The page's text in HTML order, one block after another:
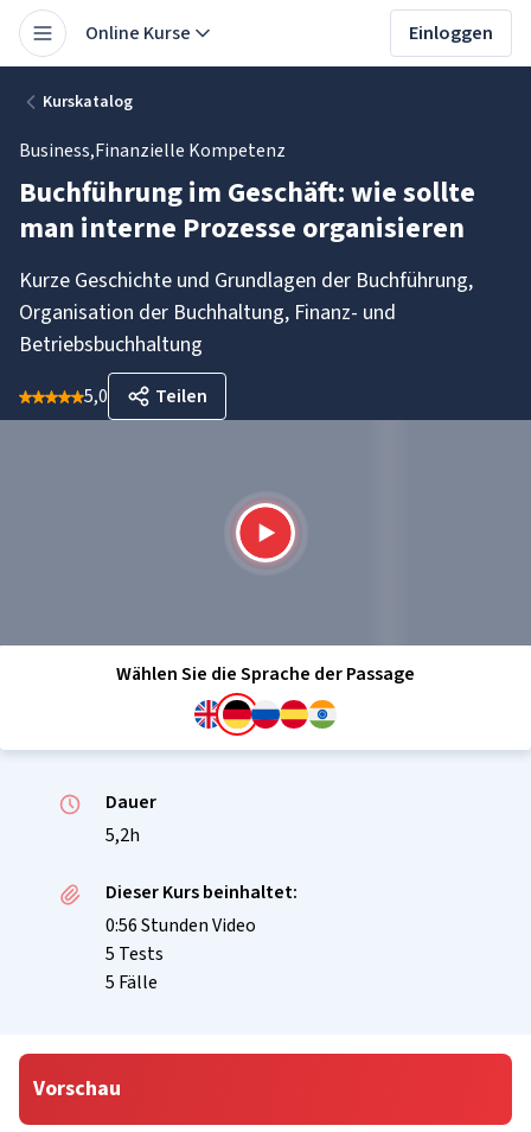
Online Kurse Einloggen
Kurskatalog
Business,Finanzielle Kompetenz
Buchführung im Geschäft: wie sollte
man interne Prozesse organisieren
Kurze Geschichte und Grundlagen der Buchführung,
Organisation der Buchhaltung, Finanz- und
Betriebsbuchhaltung
5,0 Teilen
Wählen Sie die Sprache der Passage
Dauer
5,2h
Dieser Kurs beinhaltet:
0:56 Stunden Video
5 Tests
5 Fälle
Vorschau